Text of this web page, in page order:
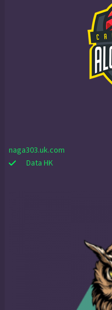
naga303.uk.com
Data HK